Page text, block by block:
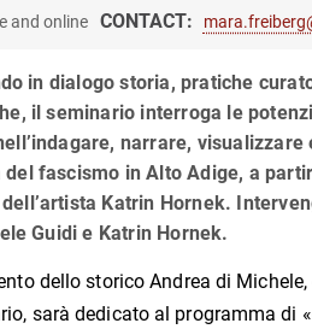
and online CONTACT:
in dialogo storia, pratiche
il seminario interroga le
narrare,
del fascismo in Alto Adige, a
Katrin Hornek.
Guidi e Katrin Hornek.
dello storico Andrea di
sarà dedicato al programma di